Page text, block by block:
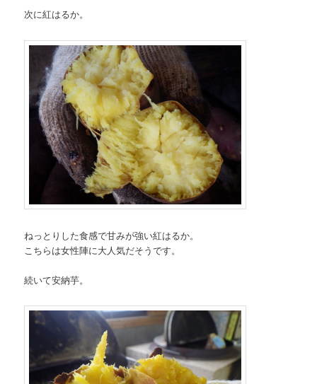
次に紅はるか。
ねっとりした食感で甘みが強い紅はるか。
こちらは女性陣に大人気だそうです。
続いて安納芋。